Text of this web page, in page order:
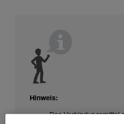
Hinweis:
Das Verbindungsmittel